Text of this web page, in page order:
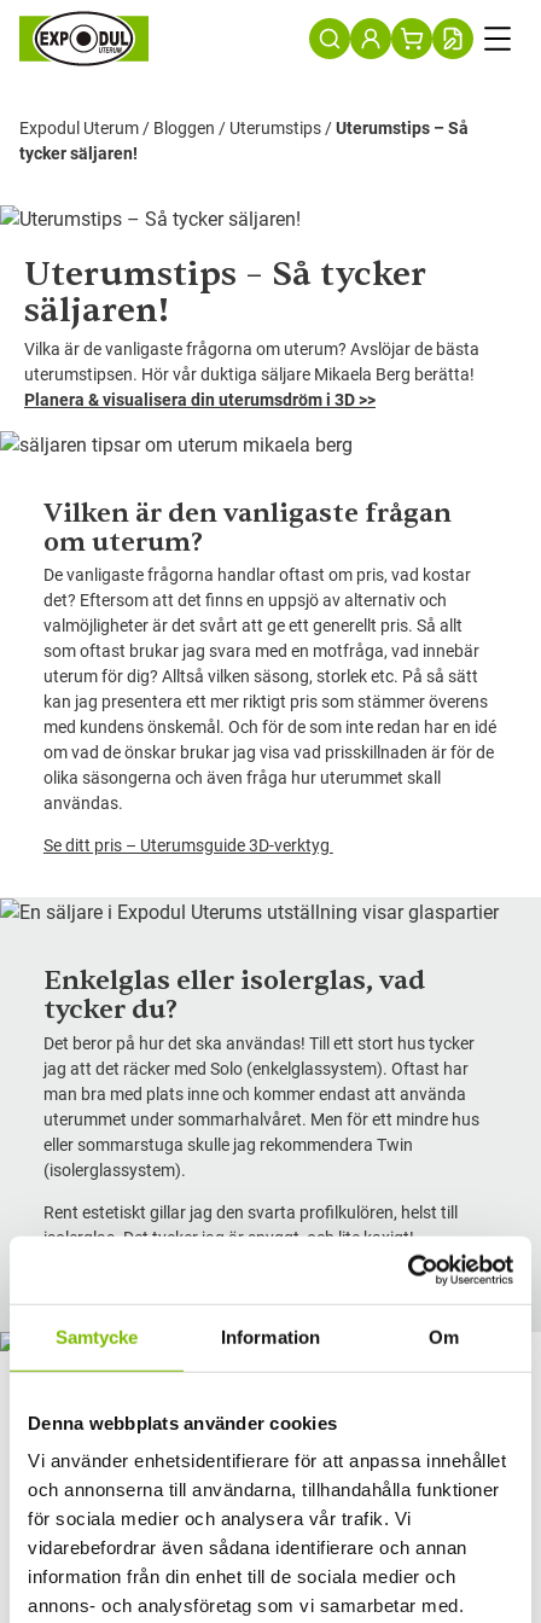
Samtycke Information Om
Denna webbplats använder cookies
Vi använder enhetsidentifierare för att anpassa innehållet
och annonserna till användarna, tillhandahålla funktioner
för sociala medier och analysera vår trafik. Vi
vidarebefordrar även sådana identifierare och annan
information från din enhet till de sociala medier och
annons- och analysföretag som vi samarbetar med.
Expodul Uterum/ Bloggen / Uterumstips/Uterumstips – Så
tycker säljaren!
Uterumstips – Så tycker
säljaren!
Vilka är de vanligaste frågorna om uterum? Avslöjar de bästa
uterumstipsen. Hör vår duktiga säljare Mikaela Berg berätta!
Planera & visualisera din uterumsdröm i 3D >>
Vilken är den vanligaste frågan
om uterum?
De vanligaste frågorna handlar oftast om pris, vad kostar
det? Eftersom att det finns en uppsjö av alternativ och
valmöjligheter är det svårt att ge ett generellt pris. Så allt
som oftast brukar jag svara med en motfråga, vad innebär
uterum för dig? Alltså vilken säsong, storlek etc. På så sätt
kan jag presentera ett mer riktigt pris som stämmer överens
med kundens önskemål. Och för de som inte redan har en idé
om vad de önskar brukar jag visa vad prisskillnaden är för de
olika säsongerna och även fråga hur uterummet skall
användas.
Se ditt pris – Uterumsguide 3D-verktyg
Enkelglas eller isolerglas, vad
tycker du?
Det beror på hur det ska användas! Till ett stort hus tycker
jag att det räcker med Solo (enkelglassystem). Oftast har
man bra med plats inne och kommer endast att använda
uterummet under sommarhalvåret. Men för ett mindre hus
eller sommarstuga skulle jag rekommendera Twin
(isolerglassystem).
Rent estetiskt gillar jag den svarta profilkulören, helst till
isolerglas. Det tycker jag är snyggt, och lite kaxigt!
Vilken är din uterumsdröm?
Oj.. Om jag får drömma helt fritt skulle jag välja ett stort och
uterum med sadeltak. Det ska kännas luftigt och rymligt med
hög takvinkel och karmhöjd, helst runt 2,2m. Och sen såklart,
svarta isolerglaspartier.. det är ju så snyggt!
Men för det verkliga livet funderar jag på att byta ut våra
kunna använda det uterummet under en längre period. Så